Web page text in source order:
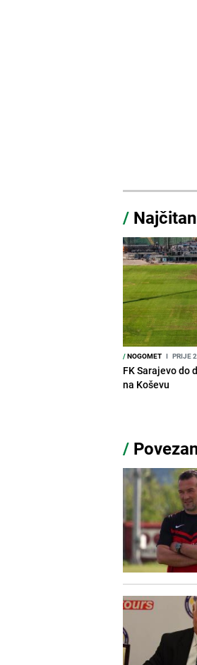
/
/NOGOMET I PRIJE
FK Sarajevo do
na Koševu
/